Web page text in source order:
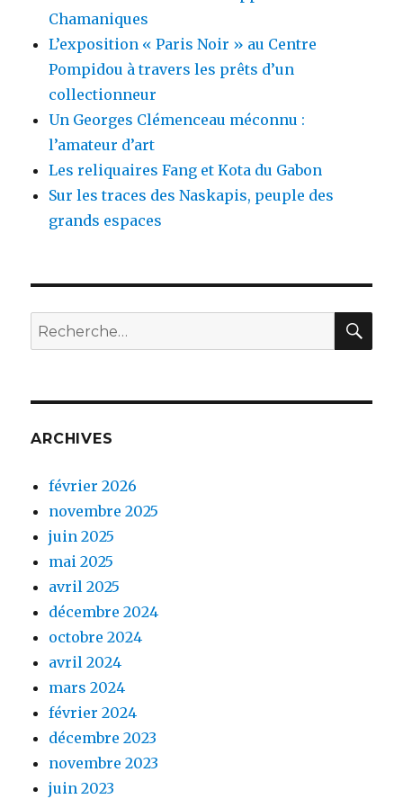
Chamaniques
L’exposition « Paris Noir » au Centre
Pompidou à travers les prêts d’un
collectionneur
Un Georges Clémenceau méconnu :
l’amateur d’art
Les reliquaires Fang et Kota du Gabon
Sur les traces des Naskapis, peuple des
grands espaces
Recherche
pour :
ARCHIVES
février 2026
novembre 2025
juin 2025
mai 2025
avril 2025
décembre 2024
octobre 2024
avril 2024
mars 2024
février 2024
décembre 2023
novembre 2023
juin 2023